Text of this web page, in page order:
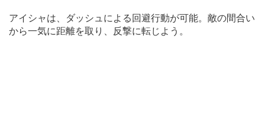
アイシャは、ダッシュによる回避行動が可能。敵の間合い
から一気に距離を取り、反撃に転じよう。